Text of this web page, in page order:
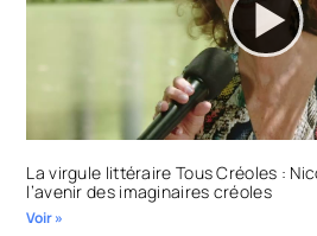
La virgule littéraire Tous Créoles :
l’avenir des imaginaires créoles
Voir »